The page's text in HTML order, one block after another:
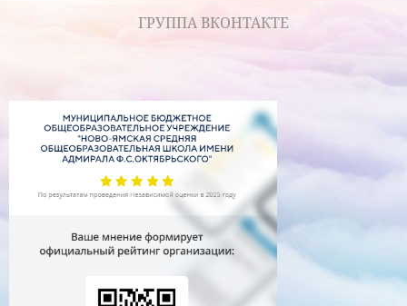
ГРУППА ВКОНТАКТЕ